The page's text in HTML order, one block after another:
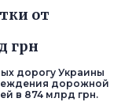
от
грн
дорогу Украины
дорожной
в 874 млрд грн.